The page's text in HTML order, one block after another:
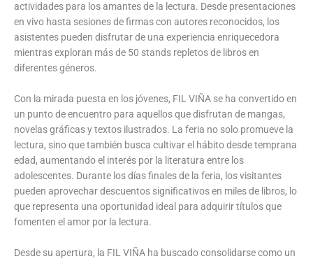
actividades para los amantes de la lectura. Desde presentaciones
en vivo hasta sesiones de firmas con autores reconocidos, los
asistentes pueden disfrutar de una experiencia enriquecedora
mientras exploran más de 50 stands repletos de libros en
diferentes géneros.
Con la mirada puesta en los jóvenes, FIL VIÑA se ha convertido en
un punto de encuentro para aquellos que disfrutan de mangas,
novelas gráficas y textos ilustrados. La feria no solo promueve la
lectura, sino que también busca cultivar el hábito desde temprana
edad, aumentando el interés por la literatura entre los
adolescentes. Durante los días finales de la feria, los visitantes
pueden aprovechar descuentos significativos en miles de libros, lo
que representa una oportunidad ideal para adquirir títulos que
fomenten el amor por la lectura.
Desde su apertura, la FIL VIÑA ha buscado consolidarse como un